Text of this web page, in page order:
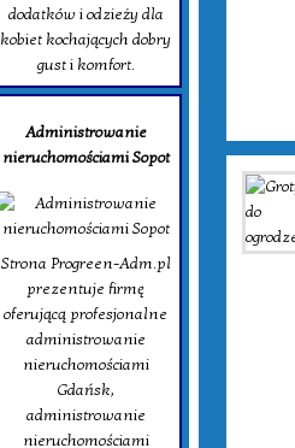
dodatków i odzieży dla
kobiet kochających dobry
gust i komfort.
Administrowanie
nieruchomościami Sopot
Strona Progreen-Adm.pl
prezentuje firmę
oferującą profesjonalne
administrowanie
nieruchomościami
Gdańsk,
administrowanie
nieruchomościami